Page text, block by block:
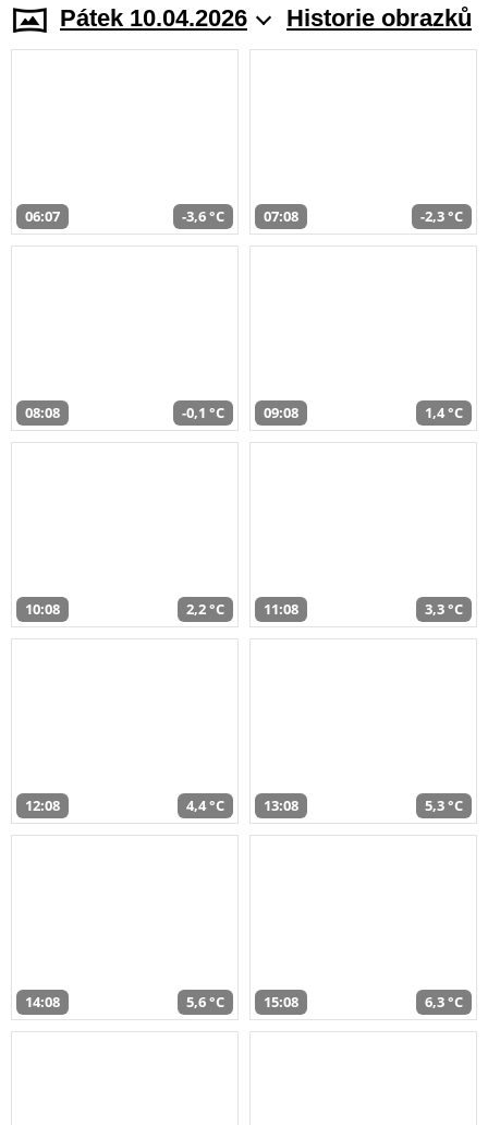
Pátek 10.04.2026 Historie obrazků
06:07 -3,6 °C 07:08 -2,3 °C
08:08 -0,1 °C 09:08 1,4 °C
10:08 2,2 °C 11:08 3,3 °C
12:08 4,4 °C 13:08 5,3 °C
14:08 5,6 °C 15:08 6,3 °C